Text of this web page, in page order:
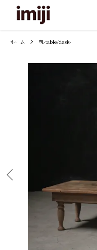
ホーム 机-table/desk-